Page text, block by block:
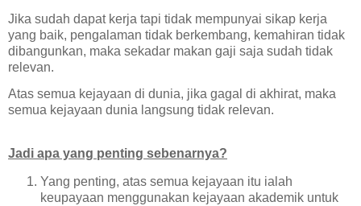
Jika sudah dapat kerja tapi tidak mempunyai sikap kerja
yang baik, pengalaman tidak berkembang, kemahiran tidak
dibangunkan, maka sekadar makan gaji saja sudah tidak
relevan.
Atas semua kejayaan di dunia, jika gagal di akhirat, maka
semua kejayaan dunia langsung tidak relevan.
Jadi apa yang penting sebenarnya?
Yang penting, atas semua kejayaan itu ialah
keupayaan menggunakan kejayaan akademik untuk